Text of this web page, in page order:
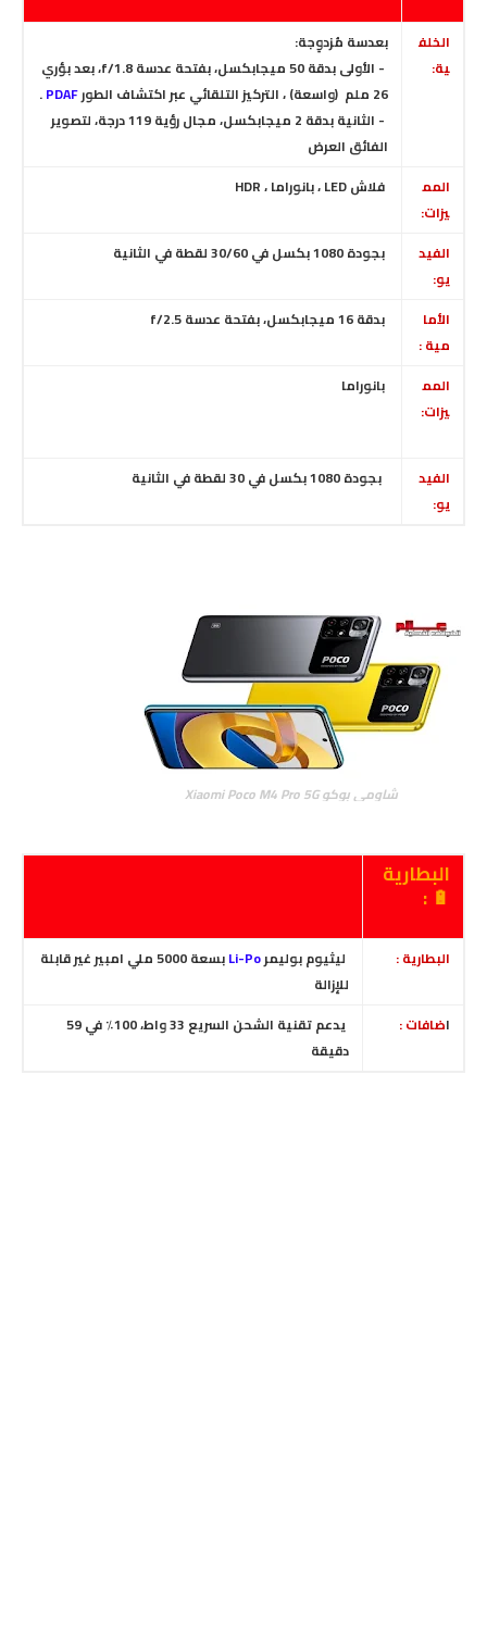
الخلف
ية:
بعدسة مُزدوِجة:
- الأولى بدقة 50 ميجابكسل، بفتحة عدسة f/1.8
،بعد بؤري
26 ملم (واسعة) ،
التركيز التلقائي عبر اكتشاف الطورPDAF
.
- الثانية بدقة 2 ميجابكسل، مجال رؤية 119 درجة، لتصوير
الفائق العرض
المم
يزات:
فلاش LED ، بانوراما ، HDR
الفيد
يو:
بجودة 1080 بكسل في 30/60 لقطة في الثانية
الأما
مية :
بدقة 16 ميجابكسل، بفتحة عدسة f/2.5
المم
يزات:
بانوراما
الفيد
يو:
بجودة 1080 بكسل في 30 لقطة في الثانية
شاومي بوكو Xiaomi Poco M4 Pro 5G
البطارية
🔋 :
البطارية : ليثيوم بوليمرLi-Po
بسعة 5000 ملي امبير غير قابلة
للإزالة
اضافات :
يدعم تقنية الشحن السريع 33 واط، 100٪ في 59
دقيقة